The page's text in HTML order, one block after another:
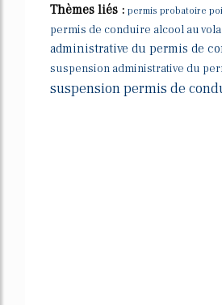
Thèmes liés : permis probatoire
permis de conduire alcool au
administrative du permis de
suspension administrative du
suspension permis de